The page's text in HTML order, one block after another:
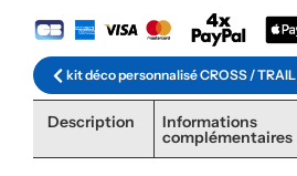
kit déco personnalisé CROSS / TRAIL
Description Informations
complémentaires